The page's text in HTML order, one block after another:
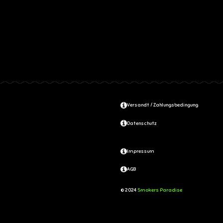
Versandt / Zahlungsbedingung
Datenschutz
Impressum
AGB
© 2024 Smokers Paradise